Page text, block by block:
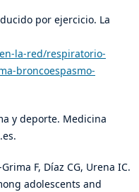
por ejercicio. La
la-red/respiratorio-
broncoespasmo-
y deporte. Medicina
F, Díaz CG, Urena IC.
adolescents and